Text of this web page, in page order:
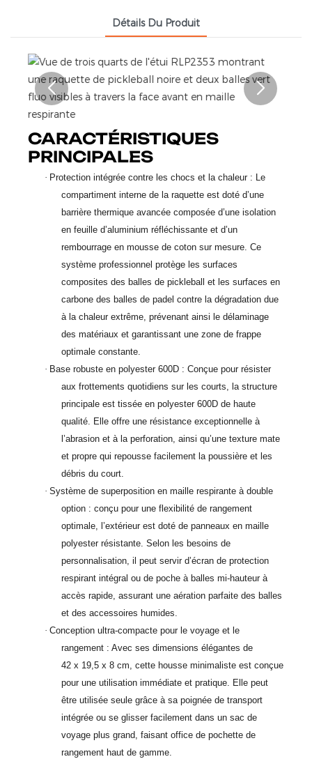
Détails Du Produit
CARACTÉRISTIQUES
PRINCIPALES
· Protection intégrée contre les chocs et la chaleur : Le
compartiment interne de la raquette est doté d’une
barrière thermique avancée composée d’une isolation
en feuille d’aluminium réfléchissante et d’un
rembourrage en mousse de coton sur mesure. Ce
système professionnel protège les surfaces
composites des balles de pickleball et les surfaces en
carbone des balles de padel contre la dégradation due
à la chaleur extrême, prévenant ainsi le délaminage
des matériaux et garantissant une zone de frappe
optimale constante.
· Base robuste en polyester 600D : Conçue pour résister
aux frottements quotidiens sur les courts, la structure
principale est tissée en polyester 600D de haute
qualité. Elle offre une résistance exceptionnelle à
l’abrasion et à la perforation, ainsi qu’une texture mate
et propre qui repousse facilement la poussière et les
débris du court.
· Système de superposition en maille respirante à double
option : conçu pour une flexibilité de rangement
optimale, l’extérieur est doté de panneaux en maille
polyester résistante. Selon les besoins de
personnalisation, il peut servir d’écran de protection
respirant intégral ou de poche à balles mi-hauteur à
accès rapide, assurant une aération parfaite des balles
et des accessoires humides.
· Conception ultra-compacte pour le voyage et le
rangement : Avec ses dimensions élégantes de
42 x 19,5 x 8 cm, cette housse minimaliste est conçue
pour une utilisation immédiate et pratique. Elle peut
être utilisée seule grâce à sa poignée de transport
intégrée ou se glisser facilement dans un sac de
voyage plus grand, faisant office de pochette de
rangement haut de gamme.